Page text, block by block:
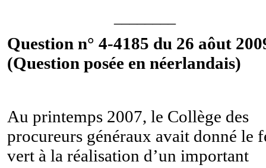
Question n° 4-4185 du 26 aôut
(Question posée en néerlandais)
Au printemps 2007, le Collège des
procureurs généraux avait donné le
vert à la réalisation d’un important